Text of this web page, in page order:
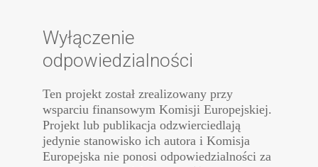
Wyłączenie
odpowiedzialności
Ten projekt został zrealizowany przy
wsparciu finansowym Komisji Europejskiej.
Projekt lub publikacja odzwierciedlają
jedynie stanowisko ich autora i Komisja
Europejska nie ponosi odpowiedzialności za